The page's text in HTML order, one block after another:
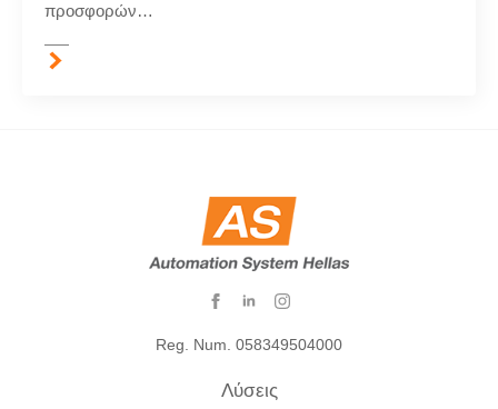
προσφορών…
Reg. Num. 058349504000
Λύσεις